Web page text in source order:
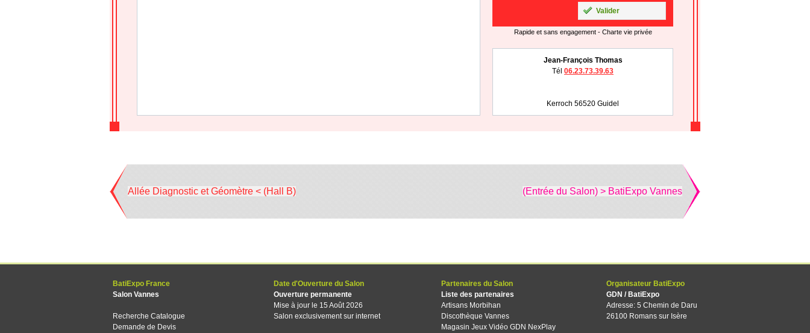
Valider
Rapide et sans engagement - Charte vie privée
Jean-François Thomas
Tél 06.23.73.39.63
Kerroch 56520 Guidel
Allée Diagnostic et Géomètre < (Hall B) (Entrée du Salon) > BatiExpo Vannes
BatiExpo France
Salon Vannes
Recherche Catalogue
Demande de Devis
Date d'Ouverture du Salon
Ouverture permanente
Mise à jour le 15 Août 2026
Salon exclusivement sur internet
Partenaires du Salon
Liste des partenaires
Artisans Morbihan
Discothèque Vannes
Magasin Jeux Vidéo GDN NexPlay
Organisateur BatiExpo
GDN / BatiExpo
Adresse: 5 Chemin de Daru
26100 Romans sur Isère